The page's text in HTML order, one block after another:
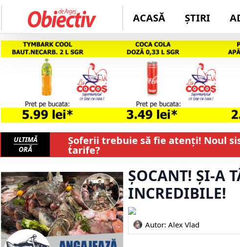
ACASĂ ȘTIRI
ULTIMĂ
ORĂ
Șoferii trebuie să fie atenți! Noul
tarife?
ȘOCANT! ȘI-A
INCREDIBILE!
Autor: Alex Vlad